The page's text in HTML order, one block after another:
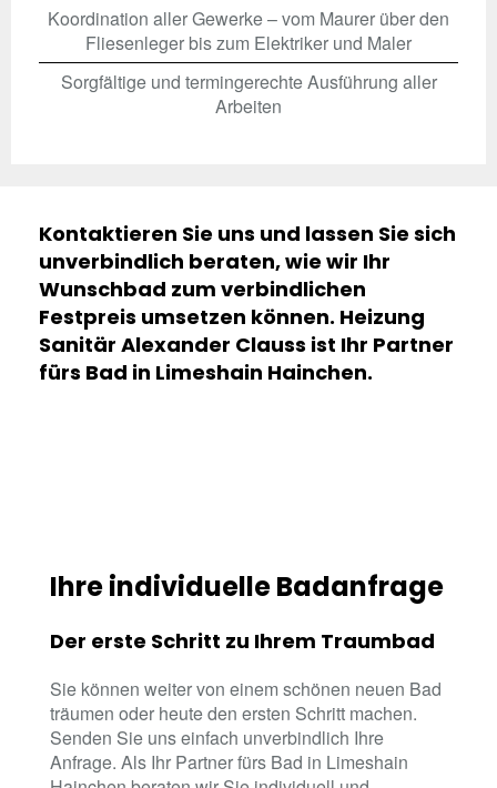
Koordination aller Gewerke – vom Maurer über den
Fliesenleger bis zum Elektriker und Maler
Sorgfältige und termingerechte Ausführung aller
Arbeiten
Kontaktieren Sie uns und lassen Sie sich
unverbindlich beraten, wie wir Ihr
Wunschbad zum verbindlichen
Festpreis umsetzen können. Heizung
Sanitär Alexander Clauss ist Ihr Partner
fürs Bad in Limeshain Hainchen.
Ihre individuelle Badanfrage
Der erste Schritt zu Ihrem Traumbad
Sie können weiter von einem schönen neuen Bad
träumen oder heute den ersten Schritt machen.
Senden Sie uns einfach unverbindlich Ihre
Anfrage. Als Ihr Partner fürs Bad in Limeshain